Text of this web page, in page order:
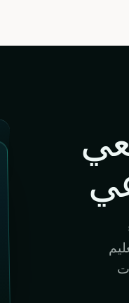
أكثر من 100 صوت